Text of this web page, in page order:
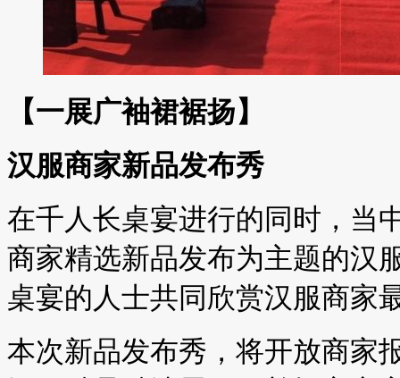
【一展广袖裙裾扬】
汉服商家新品发布秀
在千人长桌宴进行的同时，当
商家精选新品发布为主题的汉
桌宴的人士共同欣赏汉服商家
本次新品发布秀，将开放商家